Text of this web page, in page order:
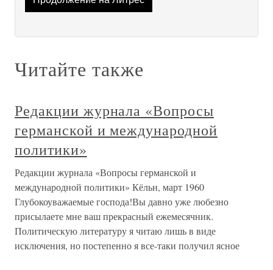
Читайте также
Редакции журнала «Вопросы
германской и международной
политики»
Редакции журнала «Вопросы германской и
международной политики» Кёльн, март 1960
Глубокоуважаемые господа!Вы давно уже любезно
присылаете мне ваш прекрасный ежемесячник.
Политическую литературу я читаю лишь в виде
исключения, но постепенно я все-таки получил ясное